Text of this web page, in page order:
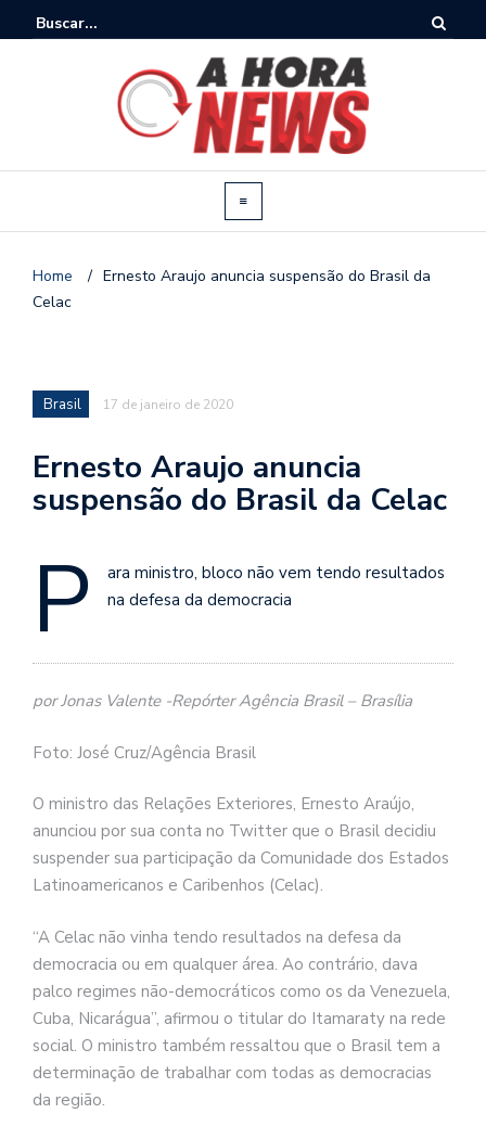
Home / Ernesto Araujo anuncia suspensão do Brasil da
Celac
Brasil 17 de janeiro de 2020
Ernesto Araujo anuncia
suspensão do Brasil da Celac
P
ara ministro, bloco não vem tendo resultados
na defesa da democracia
por Jonas Valente -Repórter Agência Brasil – Brasília
Foto: José Cruz/Agência Brasil
O ministro das Relações Exteriores, Ernesto Araújo,
anunciou por sua conta no Twitter que o Brasil decidiu
suspender sua participação da Comunidade dos Estados
Latinoamericanos e Caribenhos (Celac).
“A Celac não vinha tendo resultados na defesa da
democracia ou em qualquer área. Ao contrário, dava
palco regimes não-democráticos como os da Venezuela,
Cuba, Nicarágua”, afirmou o titular do Itamaraty na rede
social. O ministro também ressaltou que o Brasil tem a
determinação de trabalhar com todas as democracias
da região.